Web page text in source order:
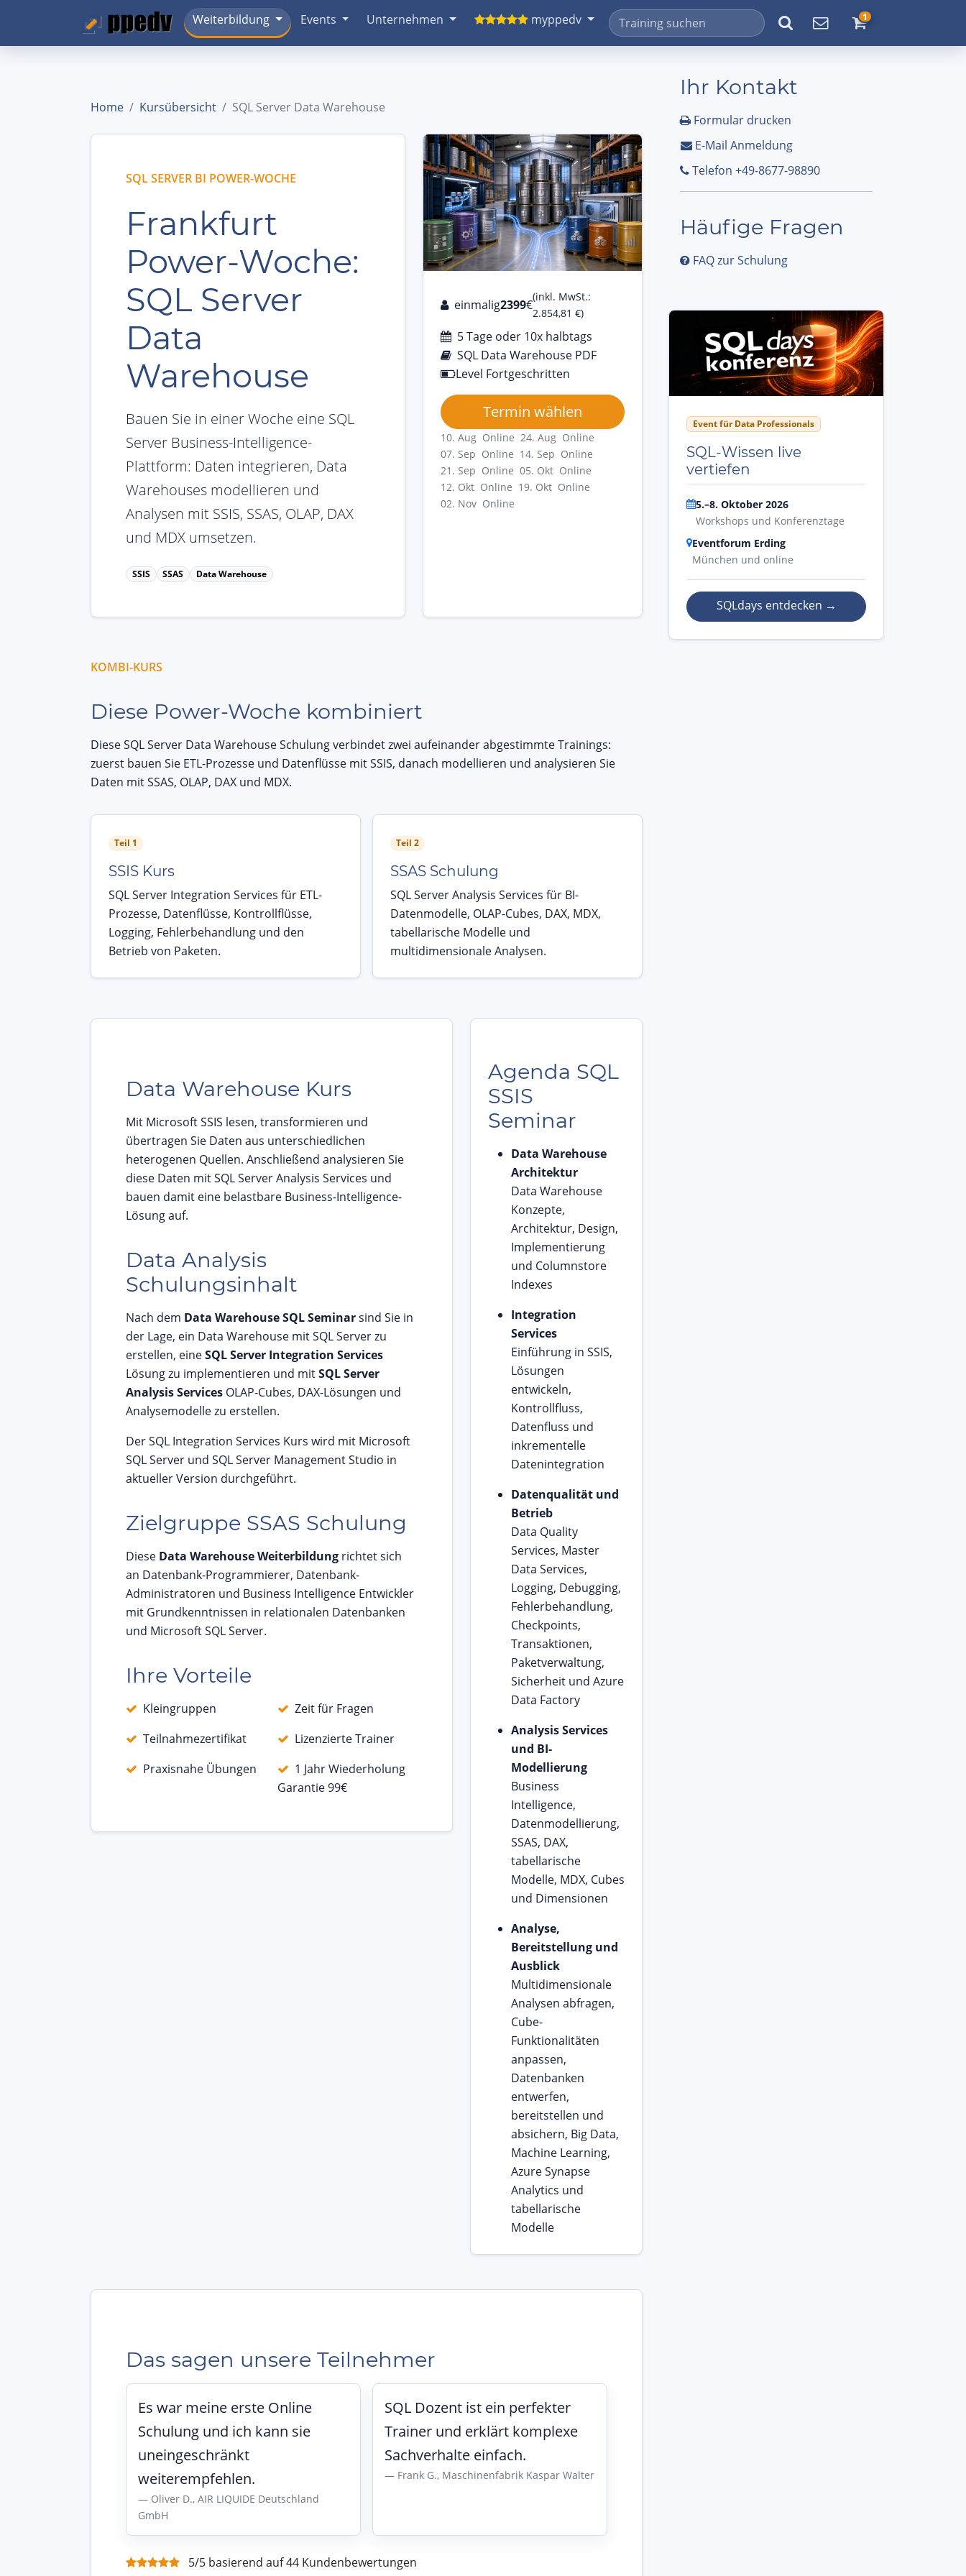
Weiterbildung Events Unternehmen myppedv 1
Home Kursübersicht SQL Server Data Warehouse
SQL SERVER BI POWER-WOCHE
Frankfurt
Power-Woche:
SQL Server
Data
Warehouse
Bauen Sie in einer Woche eine SQL
Server Business-Intelligence-
Plattform: Daten integrieren, Data
Warehouses modellieren und
Analysen mit SSIS, SSAS, OLAP, DAX
und MDX umsetzen.
SSIS SSAS Data Warehouse
einmalig2399€
(inkl. MwSt.:
2.854,81 €)
5 Tage oder 10x halbtags
SQL Data Warehouse PDF
Level Fortgeschritten
Termin wählen
10. Aug Online 24. Aug Online
07. Sep Online 14. Sep Online
21. Sep Online 05. Okt Online
12. Okt Online 19. Okt Online
02. Nov Online
KOMBI-KURS
Diese Power-Woche kombiniert
Diese SQL Server Data Warehouse Schulung verbindet zwei aufeinander abgestimmte Trainings:
zuerst bauen Sie ETL-Prozesse und Datenflüsse mit SSIS, danach modellieren und analysieren Sie
Daten mit SSAS, OLAP, DAX und MDX.
Teil 1
SSIS Kurs
SQL Server Integration Services für ETL-
Prozesse, Datenflüsse, Kontrollflüsse,
Logging, Fehlerbehandlung und den
Betrieb von Paketen.
Teil 2
SSAS Schulung
SQL Server Analysis Services für BI-
Datenmodelle, OLAP-Cubes, DAX, MDX,
tabellarische Modelle und
multidimensionale Analysen.
Data Warehouse Kurs
Mit Microsoft SSIS lesen, transformieren und
übertragen Sie Daten aus unterschiedlichen
heterogenen Quellen. Anschließend analysieren Sie
diese Daten mit SQL Server Analysis Services und
bauen damit eine belastbare Business-Intelligence-
Lösung auf.
Data Analysis
Schulungsinhalt
Nach dem Data Warehouse SQL Seminarsind Sie in
der Lage, ein Data Warehouse mit SQL Server zu
erstellen, eineSQL Server Integration Services
Lösung zu implementieren und mitSQL Server
Analysis Services OLAP-Cubes, DAX-Lösungen und
Analysemodelle zu erstellen.
Der SQL Integration Services Kurs wird mit Microsoft
SQL Server und SQL Server Management Studio in
aktueller Version durchgeführt.
Zielgruppe SSAS Schulung
Diese Data Warehouse Weiterbildung richtet sich
an Datenbank-Programmierer, Datenbank-
Administratoren und Business Intelligence Entwickler
mit Grundkenntnissen in relationalen Datenbanken
und Microsoft SQL Server.
Ihre Vorteile
Kleingruppen
Zeit für Fragen
Teilnahmezertifikat
Lizenzierte Trainer
Praxisnahe Übungen
1 Jahr Wiederholung
Garantie 99€
Agenda SQL
SSIS
Seminar
Data Warehouse
Architektur
Data Warehouse
Konzepte,
Architektur, Design,
Implementierung
und Columnstore
Indexes
Integration
Services
Einführung in SSIS,
Lösungen
entwickeln,
Kontrollfluss,
Datenfluss und
inkrementelle
Datenintegration
Datenqualität und
Betrieb
Data Quality
Services, Master
Data Services,
Logging, Debugging,
Fehlerbehandlung,
Checkpoints,
Transaktionen,
Paketverwaltung,
Sicherheit und Azure
Data Factory
Analysis Services
und BI-
Modellierung
Business
Intelligence,
Datenmodellierung,
SSAS, DAX,
tabellarische
Modelle, MDX, Cubes
und Dimensionen
Analyse,
Bereitstellung und
Ausblick
Multidimensionale
Analysen abfragen,
Cube-
Funktionalitäten
anpassen,
Datenbanken
entwerfen,
bereitstellen und
absichern, Big Data,
Machine Learning,
Azure Synapse
Analytics und
tabellarische
Modelle
Das sagen unsere Teilnehmer
Es war meine erste Online
Schulung und ich kann sie
uneingeschränkt
weiterempfehlen.
Oliver D., AIR LIQUIDE Deutschland
GmbH
SQL Dozent ist ein perfekter
Trainer und erklärt komplexe
Sachverhalte einfach.
Frank G., Maschinenfabrik Kaspar Walter
5/5 basierend auf 44 Kundenbewertungen
Ihr Kontakt
Formular drucken
E-Mail Anmeldung
Telefon +49-8677-98890
Häufige Fragen
FAQ zur Schulung
Event für Data Professionals
SQL-Wissen live
vertiefen
5.–8. Oktober 2026
Workshops und Konferenztage
Eventforum Erding
München und online
SQLdays entdecken →